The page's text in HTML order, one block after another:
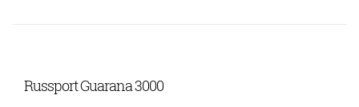
Russport Guarana 3000